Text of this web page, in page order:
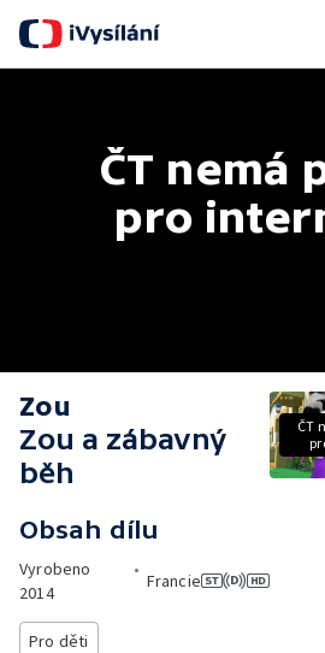
ČT nemá
pro
Zou
Zou a zábavný
běh
Obsah dílu
Vyrobeno
2014
•
Francie
Pro děti
ČT